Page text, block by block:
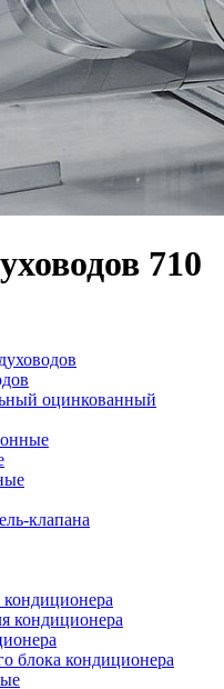
710
оцинкованный
клапана
кондиционера
блока кондиционера